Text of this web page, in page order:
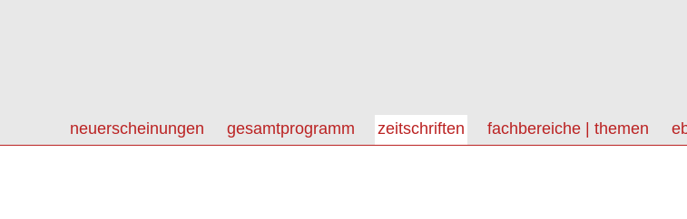
neuerscheinungen gesamtprogramm zeitschriften fachbereiche | themen